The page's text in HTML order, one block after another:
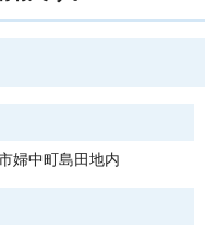
婦中町島田地内